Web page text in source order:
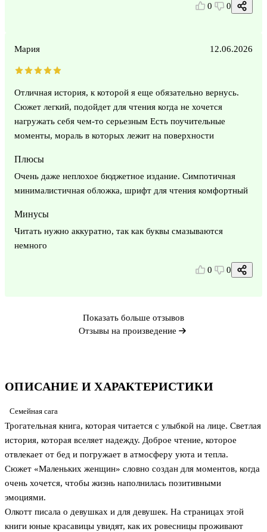
ОПИСАНИЕ И ХАРАКТЕРИСТИКИ
Семейная сага
Трогательная книга, которая читается с улыбкой на лице. Светлая
история, которая вселяет надежду. Доброе чтение, которое
отвлекает от бед и погружает в атмосферу уюта и тепла.
Сюжет «Маленьких женщин» словно создан для моментов, когда
очень хочется, чтобы жизнь наполнилась позитивными
эмоциями.
Олкотт писала о девушках и для девушек. На страницах этой
книги юные красавицы увидят, как их ровесницы проживают
0 0
Мария 12.06.2026
Отличная история, к которой я еще обязательно вернусь.
Сюжет легкий, подойдет для чтения когда не хочется
нагружать себя чем-то серьезным Есть поучительные
моменты, мораль в которых лежит на поверхности
Плюсы
Очень даже неплохое бюджетное издание. Симпотичная
минималистичная обложка, шрифт для чтения комфортный
Минусы
Читать нужно аккуратно, так как буквы смазываются
немного
0 0
Показать больше отзывов
Отзывы на произведение